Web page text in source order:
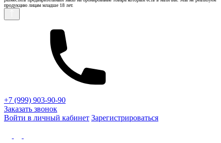
продукцию лицам младше 18 лет.
+7 (999) 903-90-90
Заказать звонок
Войти в личный кабинет Зарегистрироваться